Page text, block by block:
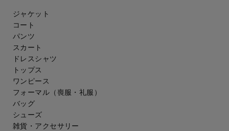
ジャケット
コート
パンツ
スカート
ドレスシャツ
トップス
ワンピース
フォーマル（喪服・礼服）
バッグ
シューズ
雑貨・アクセサリー